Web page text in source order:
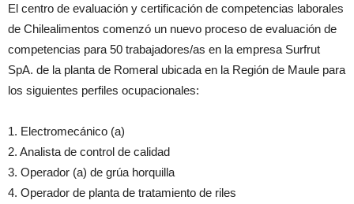
El centro de evaluación y certificación de competencias laborales
de Chilealimentos comenzó un nuevo proceso de evaluación de
competencias para 50 trabajadores/as en la empresa Surfrut
SpA. de la planta de Romeral ubicada en la Región de Maule para
los siguientes perfiles ocupacionales:
1. Electromecánico (a)
2. Analista de control de calidad
3. Operador (a) de grúa horquilla
4. Operador de planta de tratamiento de riles